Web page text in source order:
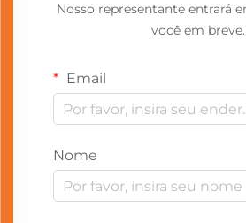
Nosso representante entrará
você em breve.
Email
Nome